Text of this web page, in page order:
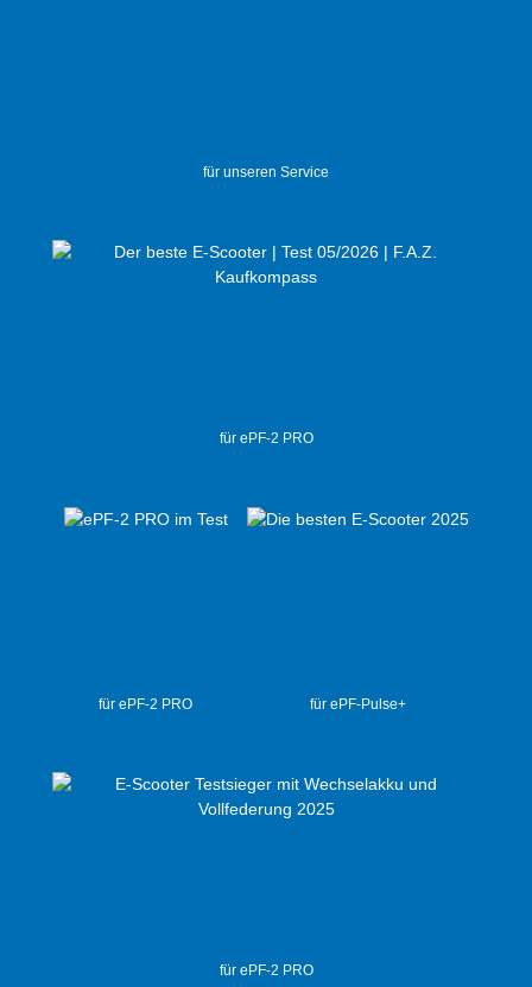
für unseren Service
für ePF-2 PRO
für ePF-2 PRO für ePF-Pulse+
für ePF-2 PRO